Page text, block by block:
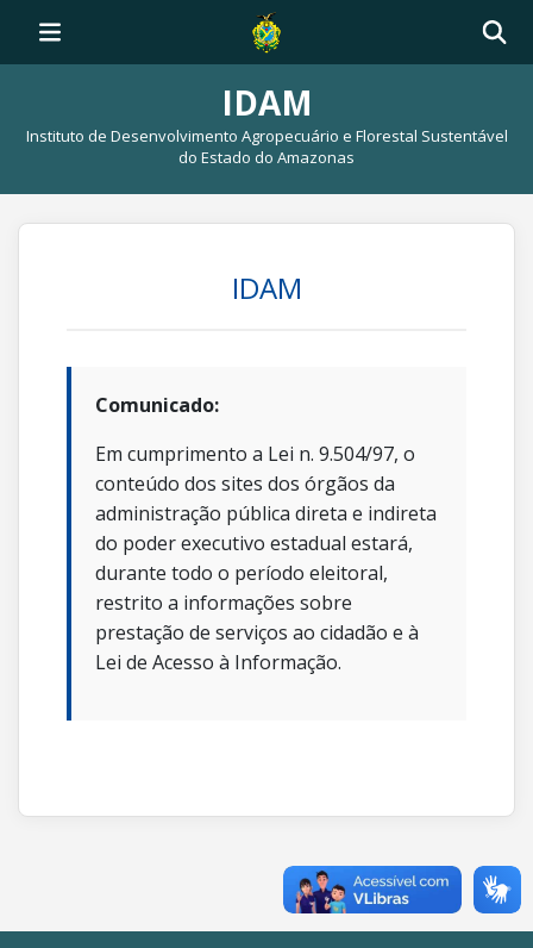
IDAM
Instituto de Desenvolvimento Agropecuário e Florestal Sustentável
do Estado do Amazonas
IDAM
Comunicado:
Em cumprimento a Lei n. 9.504/97, o
conteúdo dos sites dos órgãos da
administração pública direta e indireta
do poder executivo estadual estará,
durante todo o período eleitoral,
restrito a informações sobre
prestação de serviços ao cidadão e à
Lei de Acesso à Informação.